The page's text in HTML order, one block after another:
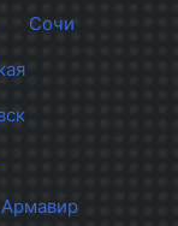
Сочи
Армавир